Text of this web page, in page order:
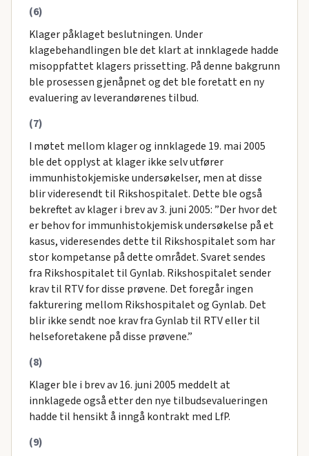
(6)
Klager påklaget beslutningen. Under
klagebehandlingen ble det klart at innklagede hadde
misoppfattet klagers prissetting. På denne bakgrunn
ble prosessen gjenåpnet og det ble foretatt en ny
evaluering av leverandørenes tilbud.
(7)
I møtet mellom klager og innklagede 19. mai 2005
ble det opplyst at klager ikke selv utfører
immunhistokjemiske undersøkelser, men at disse
blir videresendt til Rikshospitalet. Dette ble også
bekreftet av klager i brev av 3. juni 2005: ”Der hvor det
er behov for immunhistokjemisk undersøkelse på et
kasus, videresendes dette til Rikshospitalet som har
stor kompetanse på dette området. Svaret sendes
fra Rikshospitalet til Gynlab. Rikshospitalet sender
krav til RTV for disse prøvene. Det foregår ingen
fakturering mellom Rikshospitalet og Gynlab. Det
blir ikke sendt noe krav fra Gynlab til RTV eller til
helseforetakene på disse prøvene.”
(8)
Klager ble i brev av 16. juni 2005 meddelt at
innklagede også etter den nye tilbudsevalueringen
hadde til hensikt å inngå kontrakt med LfP.
(9)